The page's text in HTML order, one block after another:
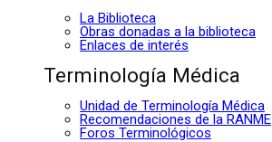
La Biblioteca
Obras donadas a la biblioteca
Enlaces de interés
Terminología Médica
Unidad de Terminología Médica
Recomendaciones de la RANME
Foros Terminológicos